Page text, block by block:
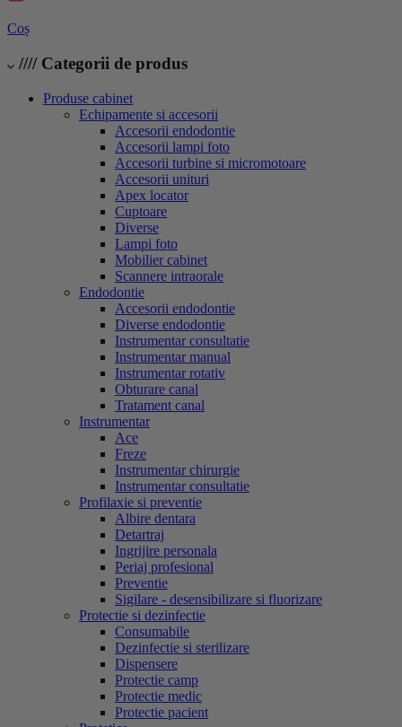
Coș
//// Categorii de produs
Produse cabinet
Echipamente si accesorii
Accesorii endodontie
Accesorii lampi foto
Accesorii turbine si micromotoare
Accesorii unituri
Apex locator
Cuptoare
Diverse
Lampi foto
Mobilier cabinet
Scannere intraorale
Endodontie
Accesorii endodontie
Diverse endodontie
Instrumentar consultatie
Instrumentar manual
Instrumentar rotativ
Obturare canal
Tratament canal
Instrumentar
Ace
Freze
Instrumentar chirurgie
Instrumentar consultatie
Profilaxie si preventie
Albire dentara
Detartraj
Ingrijire personala
Periaj profesional
Preventie
Sigilare - desensibilizare si fluorizare
Protectie si dezinfectie
Consumabile
Dezinfectie si sterilizare
Dispensere
Protectie camp
Protectie medic
Protectie pacient